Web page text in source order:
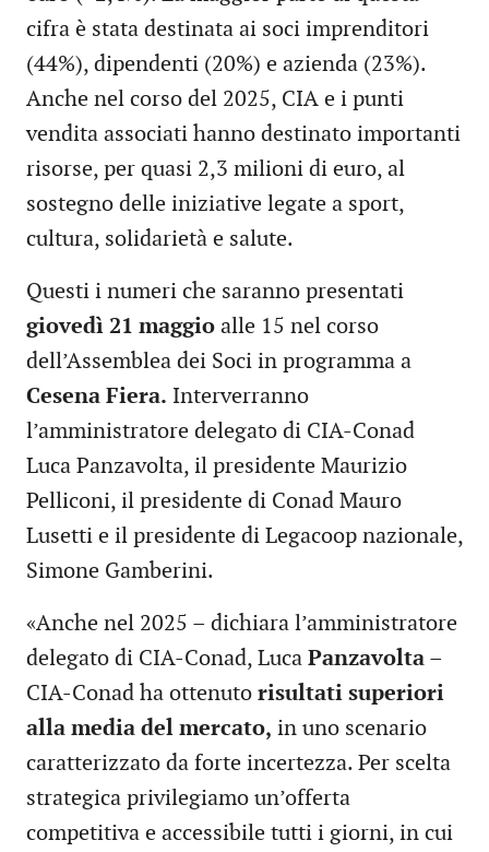
cifra è stata destinata ai soci imprenditori
(44%), dipendenti (20%) e azienda (23%).
Anche nel corso del 2025, CIA e i punti
vendita associati hanno destinato importanti
risorse, per quasi 2,3 milioni di euro, al
sostegno delle iniziative legate a sport,
cultura, solidarietà e salute.
Questi i numeri che saranno presentati
giovedì 21 maggio alle 15 nel corso
dell’Assemblea dei Soci in programma a
Cesena Fiera. Interverranno
l’amministratore delegato di CIA-Conad
Luca Panzavolta, il presidente Maurizio
Pelliconi, il presidente di Conad Mauro
Lusetti e il presidente di Legacoop nazionale,
Simone Gamberini.
«Anche nel 2025 – dichiara l’amministratore
delegato di CIA-Conad, Luca Panzavolta –
CIA-Conad ha ottenuto risultati superiori
alla media del mercato, in uno scenario
caratterizzato da forte incertezza. Per scelta
strategica privilegiamo un’offerta
competitiva e accessibile tutti i giorni, in cui